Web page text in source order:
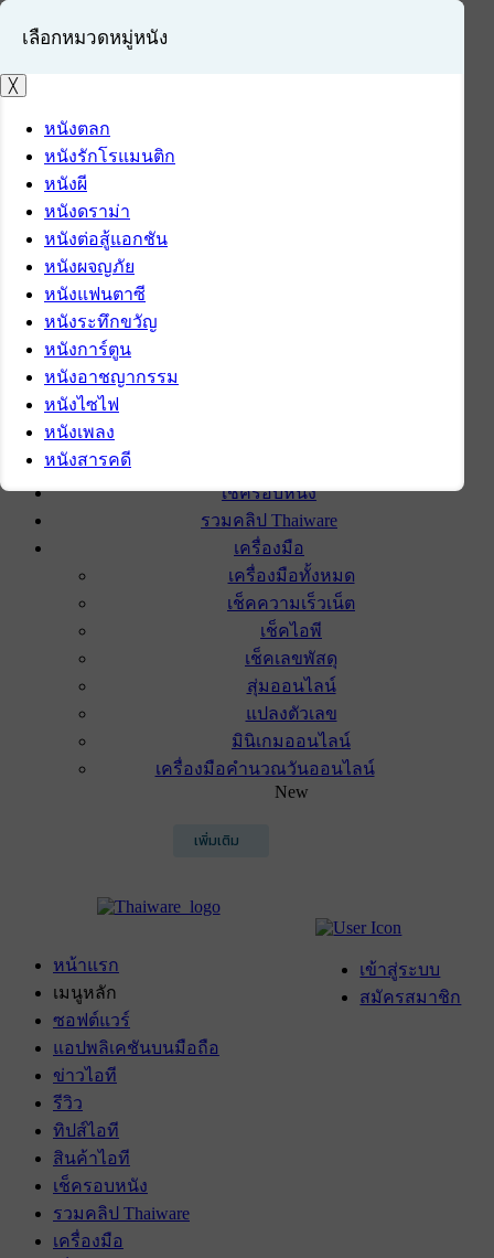
เข้าสู่ระบบ
สมัครสมาชิก
เช็ครอบหนัง
รวมคลิป Thaiware
เครื่องมือ
เครื่องมือทั้งหมด
เช็คความเร็วเน็ต
เช็คไอพี
เช็คเลขพัสดุ
สุ่มออนไลน์
แปลงตัวเลข
มินิเกมออนไลน์
เครื่องมือคำนวณวันออนไลน์
New
เพิ่มเติม
เข้าสู่ระบบ
สมัครสมาชิก
หน้าแรก
เมนูหลัก
ซอฟต์แวร์
แอปพลิเคชันบนมือถือ
ข่าวไอที
รีวิว
ทิปส์ไอที
สินค้าไอที
เช็ครอบหนัง
รวมคลิป Thaiware
เครื่องมือ
เลือกหมวดหมู่หนัง
╳
หนังตลก
หนังรักโรแมนติก
หนังผี
หนังดราม่า
หนังต่อสู้แอกชัน
หนังผจญภัย
หนังแฟนตาซี
หนังระทึกขวัญ
หนังการ์ตูน
หนังอาชญากรรม
หนังไซไฟ
หนังเพลง
หนังสารคดี